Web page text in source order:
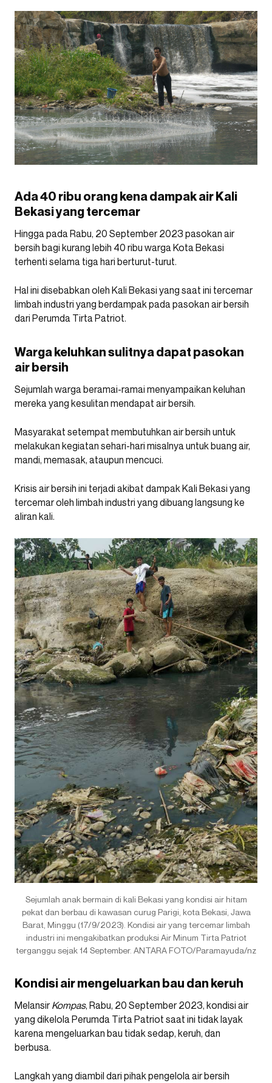
Ada 40 ribu orang kena dampak air Kali
Bekasi yang tercemar
Hingga pada Rabu, 20 September 2023 pasokan air
bersih bagi kurang lebih 40 ribu warga Kota Bekasi
terhenti selama tiga hari berturut-turut.
Hal ini disebabkan oleh Kali Bekasi yang saat ini tercemar
limbah industri yang berdampak pada pasokan air bersih
dari Perumda Tirta Patriot.
Warga keluhkan sulitnya dapat pasokan
air bersih
Sejumlah warga beramai-ramai menyampaikan keluhan
mereka yang kesulitan mendapat air bersih.
Masyarakat setempat membutuhkan air bersih untuk
melakukan kegiatan sehari-hari misalnya untuk buang air,
mandi, memasak, ataupun mencuci.
Krisis air bersih ini terjadi akibat dampak Kali Bekasi yang
tercemar oleh limbah industri yang dibuang langsung ke
aliran kali.
Sejumlah anak bermain di kali Bekasi yang kondisi air hitam
pekat dan berbau di kawasan curug Parigi, kota Bekasi, Jawa
Barat, Minggu (17/9/2023). Kondisi air yang tercemar limbah
industri ini mengakibatkan produksi Air Minum Tirta Patriot
terganggu sejak 14 September. ANTARA FOTO/Paramayuda/nz
Kondisi air mengeluarkan bau dan keruh
Melansir Kompas, Rabu, 20 September 2023, kondisi air
yang dikelola Perumda Tirta Patriot saat ini tidak layak
karena mengeluarkan bau tidak sedap, keruh, dan
berbusa.
Langkah yang diambil dari pihak pengelola air bersih